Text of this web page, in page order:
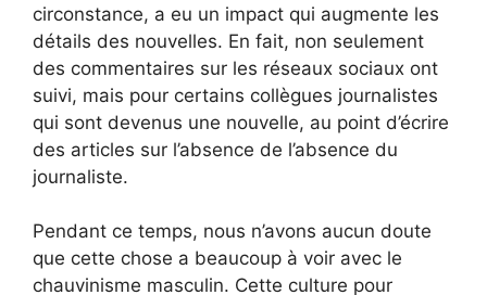
circonstance, a eu un impact qui augmente les
détails des nouvelles. En fait, non seulement
des commentaires sur les réseaux sociaux ont
suivi, mais pour certains collègues journalistes
qui sont devenus une nouvelle, au point d’écrire
des articles sur l’absence de l’absence du
journaliste.
Pendant ce temps, nous n’avons aucun doute
que cette chose a beaucoup à voir avec le
chauvinisme masculin. Cette culture pour